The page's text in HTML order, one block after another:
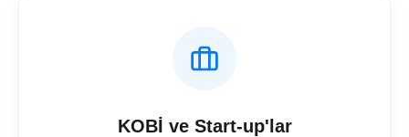
KOBİ ve Start-up'lar